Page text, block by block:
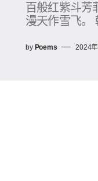
百般红紫斗芳
漫天作雪飞。
by Poems 2024